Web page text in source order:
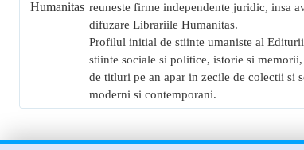
reuneste firme independente juridic, insa
difuzare Librariile Humanitas.
Profilul initial de stiinte umaniste al
stiinte sociale si politice, istorie si
de titluri pe an apar in zecile de colectii si
moderni si contemporani.